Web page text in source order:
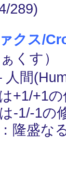
289)
クス/
くす
間
+1/+1
-1/-1の
隆盛な